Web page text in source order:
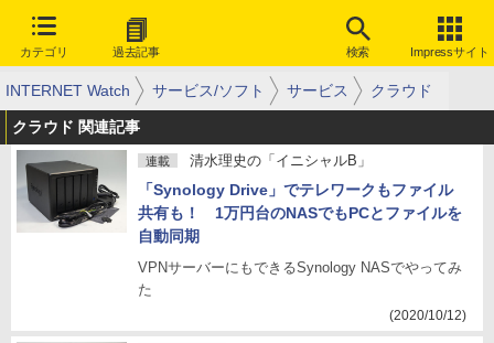
カテゴリ 過去記事 検索 Impressサイト
INTERNET Watch サービス/ソフト サービス クラウド
クラウド 関連記事
連載 清水理史の「イニシャルB」
「Synology Drive」でテレワークもファイル
共有も！ 1万円台のNASでもPCとファイルを
自動同期
VPNサーバーにもできるSynology NASでやってみ
た
(2020/10/12)